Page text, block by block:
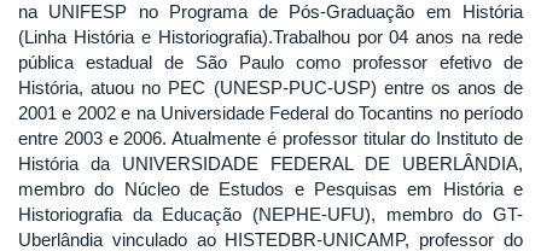
na UNIFESP no Programa de Pós-Graduação em História
(Linha História e Historiografia).Trabalhou por 04 anos na rede
pública estadual de São Paulo como professor efetivo de
História, atuou no PEC (UNESP-PUC-USP) entre os anos de
2001 e 2002 e na Universidade Federal do Tocantins no período
entre 2003 e 2006. Atualmente é professor titular do Instituto de
História da UNIVERSIDADE FEDERAL DE UBERLÂNDIA,
membro do Núcleo de Estudos e Pesquisas em História e
Historiografia da Educação (NEPHE-UFU), membro do GT-
Uberlândia vinculado ao HISTEDBR-UNICAMP, professor do